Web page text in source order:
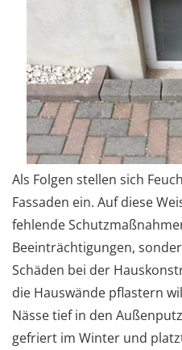
Als Folgen stellen sich
Fassaden ein. Auf diese
fehlende
Beeinträchtigungen,
Schäden bei der
die Hauswände pflastern
Nässe tief in den
gefriert im Winter und